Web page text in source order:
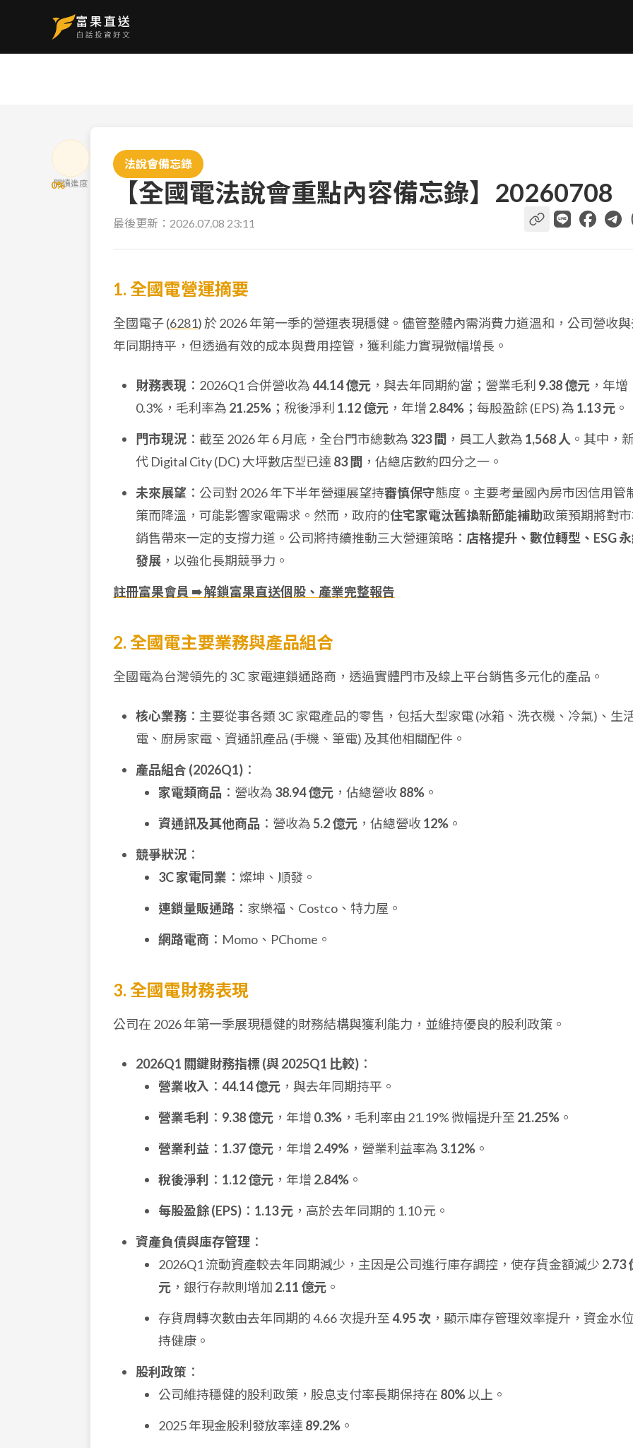
0%
閱讀進度
法說會備忘錄
【全國電法說會重點內容備忘錄】20260708
最後更新： 2026.07.08 23:11
1. 全國電營運摘要
全國電子 (6281) 於 2026 年第一季的營運表現穩健。儘管整體內需消費力道溫和，公司營收
年同期持平，但透過有效的成本與費用控管，獲利能力實現微幅增長。
財務表現 ：2026Q1 合併營收為44.14 億元 ，與去年同期約當；營業毛利 9.38 億元 ，年增
0.3%，毛利率為 21.25% ；稅後淨利 1.12 億元 ，年增 2.84% ；每股盈餘 (EPS) 為 1.13 元 。
門市現況 ：截至 2026 年 6 月底，全台門市總數為 323 間 ，員工人數為 1,568 人 。其中，
代 Digital City (DC) 大坪數店型已達 83 間 ，佔總店數約四分之一。
未來展望 ：公司對 2026 年下半年營運展望持審慎保守態度。主要考量國內房市因信用管
策而降溫，可能影響家電需求。然而，政府的住宅家電汰舊換新節能補助政策預期將對
銷售帶來一定的支撐力道。公司將持續推動三大營運策略： 店格提升、數位轉型、ESG
發展 ，以強化長期競爭力。
註冊富果會員 ➠ 解鎖富果直送個股、產業完整報告
2. 全國電主要業務與產品組合
全國電為台灣領先的 3C 家電連鎖通路商，透過實體門市及線上平台銷售多元化的產品。
核心業務 ：主要從事各類 3C 家電產品的零售，包括大型家電 (冰箱、洗衣機、冷氣)、生
電、廚房家電、資通訊產品 (手機、筆電) 及其他相關配件。
產品組合 (2026Q1) ：
家電類商品 ：營收為 38.94 億元 ，佔總營收88% 。
資通訊及其他商品 ：營收為5.2 億元 ，佔總營收12% 。
競爭狀況 ：
3C 家電同業 ：燦坤、順發。
連鎖量販通路 ：家樂福、Costco、特力屋。
網路電商 ：Momo、PChome。
3. 全國電財務表現
公司在 2026 年第一季展現穩健的財務結構與獲利能力，並維持優良的股利政策。
2026Q1 關鍵財務指標 (與 2025Q1 比較) ：
營業收入 ： 44.14 億元 ，與去年同期持平。
營業毛利
： 9.38 億元 ，年增 0.3% ，毛利率由 21.19% 微幅提升至 21.25% 。
營業利益 ： 1.37 億元 ，年增 2.49% ，營業利益率為 3.12% 。
稅後淨利
： 1.12 億元 ，年增 2.84% 。
每股盈餘 (EPS) ： 1.13 元 ，高於去年同期的 1.10 元。
資產負債與庫存管理 ：
2026Q1 流動資產較去年同期減少，主因是公司進行庫存調控，使存貨金額減少 2.73
元 ，銀行存款則增加 2.11 億元 。
存貨周轉次數由去年同期的 4.66 次提升至 4.95 次 ，顯示庫存管理效率提升，資金水
持健康。
股利政策 ：
公司維持穩健的股利政策，股息支付率長期保持在 80%以上。
2025 年現金股利發放率達 89.2% 。